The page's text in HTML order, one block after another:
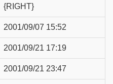
{RIGHT}
2001/09/07 15:52
2001/09/21 17:19
2001/09/21 23:47